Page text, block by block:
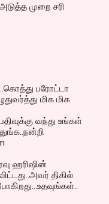
முறை சரி
பரோட்டா
மிக மிக
வந்து உங்கள்
ஹரிஷின்
திகில்